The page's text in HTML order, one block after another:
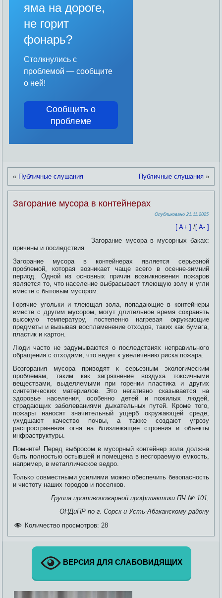
яма на дороге,
не горит
фонарь?
Столкнулись с
проблемой — сообщите
о ней!
Сообщить о
проблеме
« Публичные слушания Публичные слушания»
Загорание мусора в контейнерах
Опубликовано 21.11.2025
[ A+ ] /[ A- ]
Загорание мусора в мусорных баках:
причины и последствия
Загорание мусора в контейнерах является серьезной
проблемой, которая возникает чаще всего в осенне-зимний
период. Одной из основных причин возникновения пожаров
является то, что население выбрасывает тлеющую золу и угли
вместе с бытовым мусором.
Горячие угольки и тлеющая зола, попадающие в контейнеры
вместе с другим мусором, могут длительное время сохранять
высокую температуру, постепенно нагревая окружающие
предметы и вызывая воспламенение отходов, таких как бумага,
пластик и картон.
Люди часто не задумываются о последствиях неправильного
обращения с отходами, что ведет к увеличению риска пожара.
Возгорания мусора приводят к серьезным экологическим
проблемам, таким как загрязнение воздуха токсичными
веществами, выделяемыми при горении пластика и других
синтетических материалов. Это негативно сказывается на
здоровье населения, особенно детей и пожилых людей,
страдающих заболеваниями дыхательных путей. Кроме того,
пожары наносят значительный ущерб окружающей среде,
ухудшают качество почвы, а также создают угрозу
распространения огня на близлежащие строения и объекты
инфраструктуры.
Помните! Перед выбросом в мусорный контейнер зола должна
быть полностью остывшей и помещена в несгораемую емкость,
например, в металлическое ведро.
Только совместными усилиями можно обеспечить безопасность
и чистоту наших городов и поселков.
Группа противопожарной профилактики ПЧ № 101,
ОНДиПР по г. Сорск и Усть-Абаканскому району
Количество просмотров: 28
ВЕРСИЯ ДЛЯ СЛАБОВИДЯЩИХ